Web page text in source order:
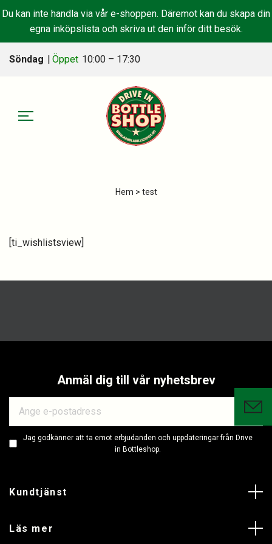
Du kan inte handla via vår e-shoppen. Däremot kan du skapa din
egna inköpslista och skriva ut den inför ditt besök.
Söndag | Öppet 10:00 – 17:30
Hem > test
[ti_wishlistsview]
Anmäl dig till vår nyhetsbrev
Jag godkänner att ta emot erbjudanden och uppdateringar från Drive
in Bottleshop.
Kundtjänst
Läs mer